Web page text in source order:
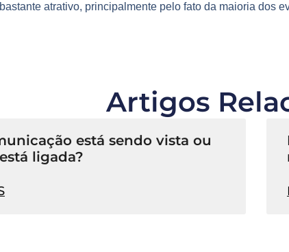
atrativo, principalmente pelo fato da maioria dos
Artigos
está sendo vista ou
ligada?